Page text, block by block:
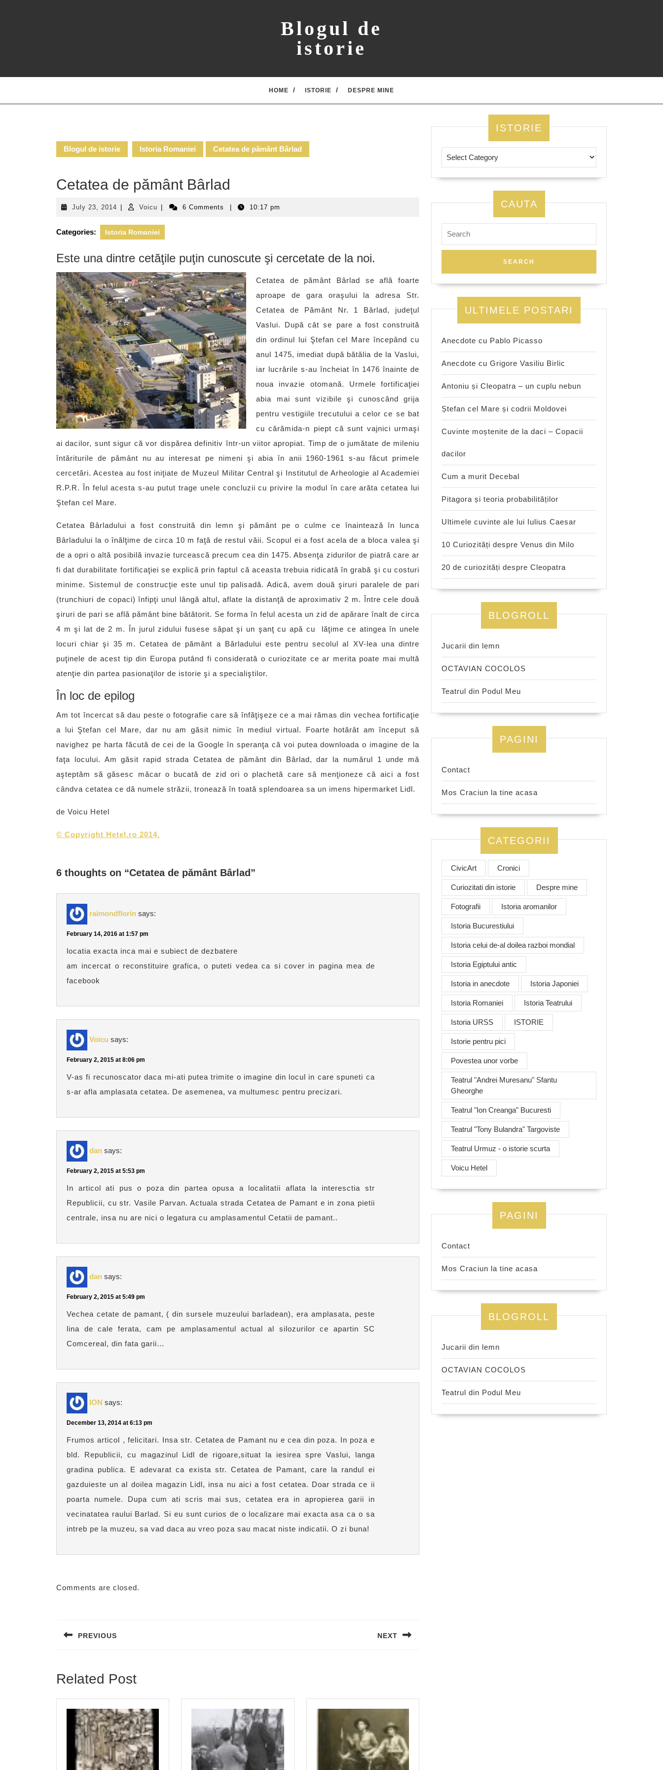
Blogul de
istorie
HOME ISTORIE DESPRE MINE
Blogul de istorie Istoria Romaniei Cetatea de pământ Bârlad
Cetatea de pământ Bârlad
July 23, 2014 July
2014
Voicu Voicu 6 Comments 10:17 pm
Categories: Istoria Romaniei
Este una dintre cetăţile puţin cunoscute şi cercetate de la noi.
Cetatea de pământ Bârlad se află foarte
aproape de gara oraşului la adresa Str.
Cetatea de Pământ Nr. 1 Bârlad, judeţul
Vaslui. După cât se pare a fost construită
din ordinul lui Ştefan cel Mare începând cu
anul 1475, imediat după bătălia de la Vaslui,
iar lucrările s-au încheiat în 1476 înainte de
noua invazie otomană. Urmele fortificaţiei
abia mai sunt vizibile şi cunoscând grija
pentru vestigiile trecutului a celor ce se bat
cu cărămida-n piept că sunt vajnici urmaşi
ai dacilor, sunt sigur că vor dispărea definitiv într-un viitor apropiat. Timp de o jumătate de mileniu
întăriturile de pământ nu au interesat pe nimeni şi abia în anii 1960-1961 s-au făcut primele
cercetări. Acestea au fost iniţiate de Muzeul Militar Central şi Institutul de Arheologie al Academiei
R.P.R. În felul acesta s-au putut trage unele concluzii cu privire la modul în care arăta cetatea lui
Ştefan cel Mare.
Cetatea Bârladului a fost construită din lemn şi pământ pe o culme ce înaintează în lunca
Bârladului la o înălţime de circa 10 m faţă de restul văii. Scopul ei a fost acela de a bloca valea şi
de a opri o altă posibilă invazie turcească precum cea din 1475. Absenţa zidurilor de piatră care ar
fi dat durabilitate fortificaţiei se explică prin faptul că aceasta trebuia ridicată în grabă şi cu costuri
minime. Sistemul de construcţie este unul tip palisadă. Adică, avem două şiruri paralele de pari
(trunchiuri de copaci) înfipţi unul lângă altul, aflate la distanţă de aproximativ 2 m. Între cele două
şiruri de pari se află pământ bine bătătorit. Se forma în felul acesta un zid de apărare înalt de circa
4 m şi lat de 2 m. În jurul zidului fusese săpat şi un şanţ cu apă cu lăţime ce atingea în unele
locuri chiar şi 35 m. Cetatea de pământ a Bârladului este pentru secolul al XV-lea una dintre
puţinele de acest tip din Europa putând fi considerată o curiozitate ce ar merita poate mai multă
atenţie din partea pasionaţilor de istorie şi a specialiştilor.
În loc de epilog
Am tot încercat să dau peste o fotografie care să înfăţişeze ce a mai rămas din vechea fortificaţie
a lui Ştefan cel Mare, dar nu am găsit nimic în mediul virtual. Foarte hotărât am început să
navighez pe harta făcută de cei de la Google în speranţa că voi putea downloada o imagine de la
faţa locului. Am găsit rapid strada Cetatea de pământ din Bârlad, dar la numărul 1 unde mă
aşteptăm să găsesc măcar o bucată de zid ori o plachetă care să menţioneze că aici a fost
cândva cetatea ce dă numele străzii, tronează în toată splendoarea sa un imens hipermarket Lidl.
de Voicu Hetel
© Copyright Hetel.ro 2014.
6 thoughts on “Cetatea de pământ Bârlad”
raimondflorin says:
February 14, 2016 at 1:57 pm
locatia exacta inca mai e subiect de dezbatere
am incercat o reconstituire grafica, o puteti vedea ca si cover in pagina mea de
facebook
Voicu says:
February 2, 2015 at 8:06 pm
V-as fi recunoscator daca mi-ati putea trimite o imagine din locul in care spuneti ca
s-ar afla amplasata cetatea. De asemenea, va multumesc pentru precizari.
dan says:
February 2, 2015 at 5:53 pm
In articol ati pus o poza din partea opusa a localitatii aflata la interesctia str
Republicii, cu str. Vasile Parvan. Actuala strada Cetatea de Pamant e in zona pietii
centrale, insa nu are nici o legatura cu amplasamentul Cetatii de pamant..
dan says:
February 2, 2015 at 5:49 pm
Vechea cetate de pamant, ( din sursele muzeului barladean), era amplasata, peste
lina de cale ferata, cam pe amplasamentul actual al silozurilor ce apartin SC
Comcereal, din fata garii…
ION says:
December 13, 2014 at 6:13 pm
Frumos articol , felicitari. Insa str. Cetatea de Pamant nu e cea din poza. In poza e
bld. Republicii, cu magazinul Lidl de rigoare,situat la iesirea spre Vaslui, langa
gradina publica. E adevarat ca exista str. Cetatea de Pamant, care la randul ei
gazduieste un al doilea magazin Lidl, insa nu aici a fost cetatea. Doar strada ce ii
poarta numele. Dupa cum ati scris mai sus, cetatea era in apropierea garii in
vecinatatea raului Barlad. Si eu sunt curios de o localizare mai exacta asa ca o sa
intreb pe la muzeu, sa vad daca au vreo poza sau macat niste indicatii. O zi buna!
Comments are closed.
navigation
PREVIOUS NEXT
Related Post
ISTORIE
CAUTA
for:
ULTIMELE POSTARI
Anecdote cu Pablo Picasso
Anecdote cu Grigore Vasiliu Birlic
Antoniu și Cleopatra – un cuplu nebun
Ștefan cel Mare și codrii Moldovei
Cuvinte moștenite de la daci – Copacii
dacilor
Cum a murit Decebal
Pitagora și teoria probabilităților
Ultimele cuvinte ale lui Iulius Caesar
10 Curiozități despre Venus din Milo
20 de curiozități despre Cleopatra
BLOGROLL
Jucarii din lemn
OCTAVIAN COCOLOS
Teatrul din Podul Meu
PAGINI
Contact
Mos Craciun la tine acasa
CATEGORII
CivicArt Cronici
Curiozitati din istorie Despre mine
Fotografii Istoria aromanilor
Istoria Bucurestiului
Istoria celui de-al doilea razboi mondial
Istoria Egiptului antic
Istoria in anecdote Istoria Japoniei
Istoria Romaniei Istoria Teatrului
Istoria URSS ISTORIE
Istorie pentru pici
Povestea unor vorbe
Teatrul "Andrei Muresanu" Sfantu
Gheorghe
Teatrul "Ion Creanga" Bucuresti
Teatrul "Tony Bulandra" Targoviste
Teatrul Urmuz - o istorie scurta
Voicu Hetel
PAGINI
Contact
Mos Craciun la tine acasa
BLOGROLL
Jucarii din lemn
OCTAVIAN COCOLOS
Teatrul din Podul Meu